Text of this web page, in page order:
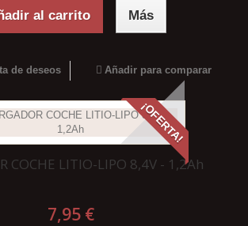
al carrito Más
de deseos Añadir para comparar
¡OFERTA!
COCHE LITIO-LIPO 8,4V - 1,2Ah
7,95 €